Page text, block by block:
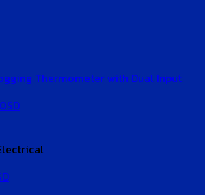
Thermometer with Dual Input